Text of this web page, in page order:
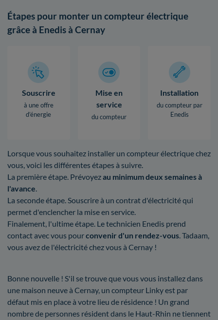
Étapes pour monter un compteur électrique
grâce à Enedis à Cernay
Souscrire
à une offre
d’énergie
Mise en
service
du compteur
Installation
du compteur par
Enedis
Lorsque vous souhaitez installer un compteur électrique chez
vous, voici les différentes étapes à suivre.
La première étape. Prévoyezau minimum deux semaines à
l'avance.
La seconde étape. Souscrire à un contrat d'électricité qui
permet d'enclencher la mise en service.
Finalement, l'ultime étape. Le technicien Enedis prend
contact avec vous pourconvenir d'un rendez-vous. Tadaam,
vous avez de l'électricité chez vous à Cernay !
Bonne nouvelle ! S'il se trouve que vous vous installez dans
une maison neuve à Cernay, un compteur Linky est par
défaut mis en place à votre lieu de résidence ! Un grand
nombre de personnes résident dans le Haut-Rhin ne tiennent